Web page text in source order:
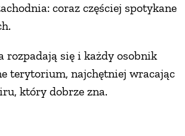
coraz częściej spotykane
rozpadają się i każdy osobnik
terytorium, najchętniej wracając
który dobrze zna.